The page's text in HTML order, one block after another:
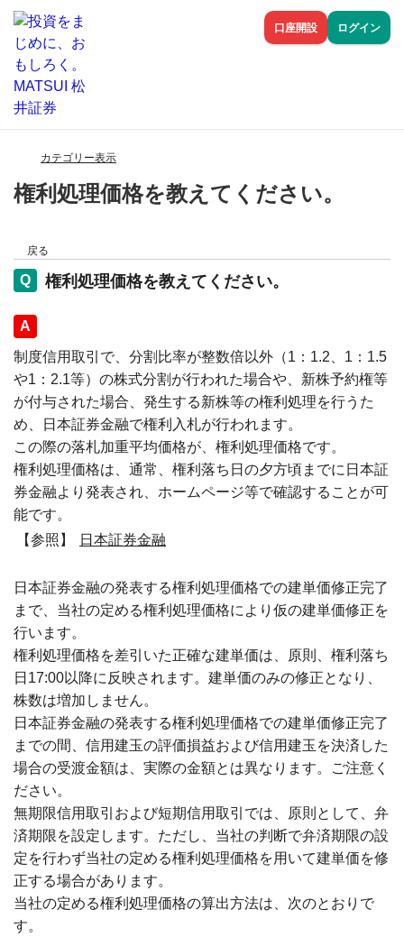
口座開設 ログイン
カテゴリー表示
権利処理価格を教えてください。
戻る
権利処理価格を教えてください。
回答
制度信用取引で、分割比率が整数倍以外（1：1.2、1：1.5
や1：2.1等）の株式分割が行われた場合や、新株予約権等
が付与された場合、発生する新株等の権利処理を行うた
め、日本証券金融で権利入札が行われます。
この際の落札加重平均価格が、権利処理価格です。
権利処理価格は、通常、権利落ち日の夕方頃までに日本証
券金融より発表され、ホームページ等で確認することが可
能です。
【参照】
日本証券金融
日本証券金融の発表する権利処理価格での建単価修正完了
まで、当社の定める権利処理価格により仮の建単価修正を
行います。
権利処理価格を差引いた正確な建単価は、原則、権利落ち
日17:00以降に反映されます。建単価のみの修正となり、
株数は増加しません。
日本証券金融の発表する権利処理価格での建単価修正完了
までの間、信用建玉の評価損益および信用建玉を決済した
場合の受渡金額は、実際の金額とは異なります。ご注意く
ださい。
無期限信用取引および短期信用取引では、原則として、弁
済期限を設定します。ただし、当社の判断で弁済期限の設
定を行わず当社の定める権利処理価格を用いて建単価を修
正する場合があります。
当社の定める権利処理価格の算出方法は、次のとおりで
す。